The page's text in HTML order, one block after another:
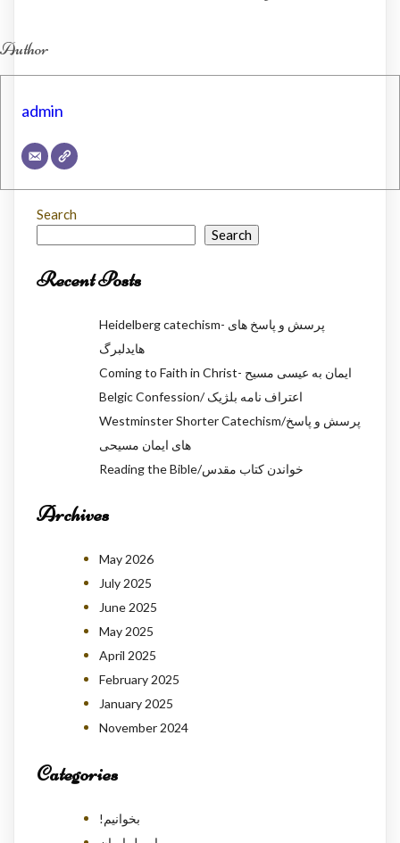
Author
admin
Search
Search
Recent Posts
Heidelberg catechism- پرسش و پاسخ های
هایدلبرگ
Coming to Faith in Christ- ایمان به عیسی مسیح
Belgic Confession/ اعتراف نامه بلژیک
Westminster Shorter Catechism/پرسش و پاسخ
های ایمان مسیحی
Reading the Bible/خواندن کتاب مقدس
Archives
May 2026
July 2025
June 2025
May 2025
April 2025
February 2025
January 2025
November 2024
Categories
!بخوانیم